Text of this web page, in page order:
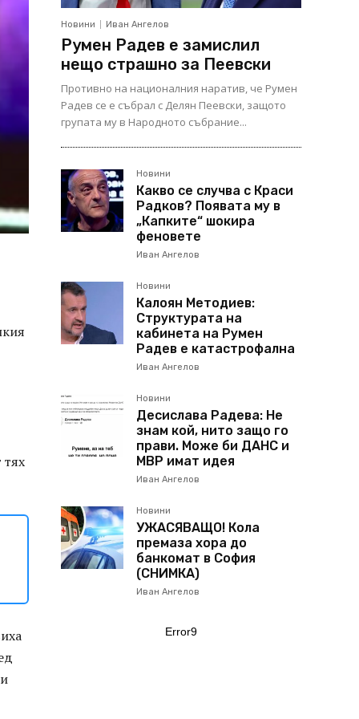
тях
Новини Иван Ангелов
Румен Радев е замислил
нещо страшно за Пеевски
Противно на националния наратив, че Румен
Радев се е събрал с Делян Пеевски, защото
групата му в Народното събрание...
Новини
Какво се случва с Краси
Радков? Появата му в
„Капките“ шокира
феновете
Иван Ангелов
Новини
Калоян Методиев:
Структурата на
кабинета на Румен
Радев е катастрофална
Иван Ангелов
Новини
Десислава Радева: Не
знам кой, нито защо го
прави. Може би ДАНС и
МВР имат идея
Иван Ангелов
Новини
УЖАСЯВАЩО! Кола
премаза хора до
банкомат в София
(СНИМКА)
Иван Ангелов
Error9